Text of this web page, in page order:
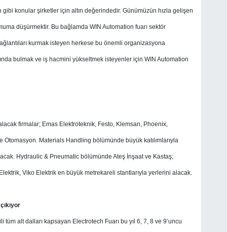
konular şirketler için altın değerindedir. Günümüzün hızla gelişen
düşürmektir. Bu bağlamda WIN Automation fuarı sektör
kurmak isteyen herkese bu önemli organizasyona
bulmak ve iş hacmini yükseltmek isteyenler için WIN Automation
firmalar; Emas Elektroteknik, Festo, Klemsan, Phoenix,
Materials Handling bölümünde büyük katılımlarıyla
Hydraulic & Pneumatic bölümünde Ateş İnşaat ve Kastaş;
Viko Elektrik en büyük metrekareli stantlarıyla yerlerini alacak.
alt dalları kapsayan Electrotech Fuarı bu yıl 6, 7, 8 ve 9’uncu